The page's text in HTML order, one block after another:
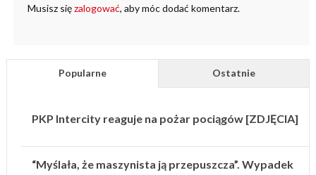
Musisz sięzalogować, aby móc dodać komentarz.
Popularne Ostatnie
PKP Intercity reaguje na pożar pociągów [ZDJĘCIA]
“Myślała, że maszynista ją przepuszcza”. Wypadek